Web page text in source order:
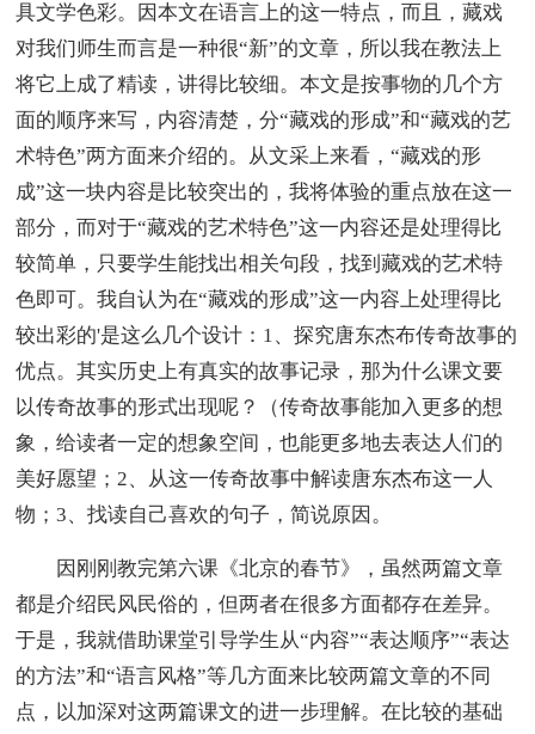
具文学色彩。因本文在语言上的这一特点，而且，藏戏
对我们师生而言是一种很“新”的文章，所以我在教法上
将它上成了精读，讲得比较细。本文是按事物的几个方
面的顺序来写，内容清楚，分“藏戏的形成”和“藏戏的艺
术特色”两方面来介绍的。从文采上来看，“藏戏的形
成”这一块内容是比较突出的，我将体验的重点放在这一
部分，而对于“藏戏的艺术特色”这一内容还是处理得比
较简单，只要学生能找出相关句段，找到藏戏的艺术特
色即可。我自认为在“藏戏的形成”这一内容上处理得比
较出彩的'是这么几个设计：1、探究唐东杰布传奇故事的
优点。其实历史上有真实的故事记录，那为什么课文要
以传奇故事的形式出现呢？（传奇故事能加入更多的想
象，给读者一定的想象空间，也能更多地去表达人们的
美好愿望；2、从这一传奇故事中解读唐东杰布这一人
物；3、找读自己喜欢的句子，简说原因。
因刚刚教完第六课《北京的春节》，虽然两篇文章
都是介绍民风民俗的，但两者在很多方面都存在差异。
于是，我就借助课堂引导学生从“内容”“表达顺序”“表达
的方法”和“语言风格”等几方面来比较两篇文章的不同
点，以加深对这两篇课文的进一步理解。在比较的基础